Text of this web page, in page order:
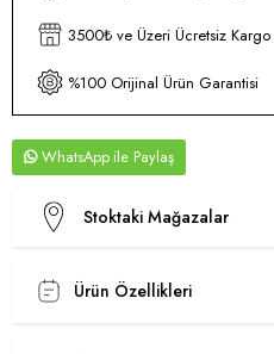
3500₺ ve Üzeri Ücretsiz Kargo
%100 Orijinal Ürün Garantisi
WhatsApp
Stoktaki Mağazalar
Ürün Özellikleri